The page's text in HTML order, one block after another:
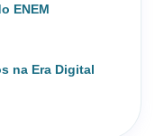
ENEM
na Era Digital